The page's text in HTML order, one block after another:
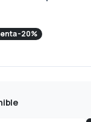
-20%